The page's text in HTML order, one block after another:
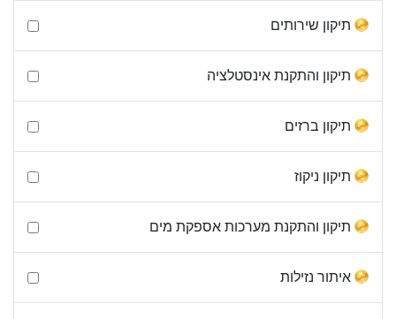
תיקון שירותים
תיקון והתקנת אינסטלציה
תיקון ברזים
תיקון ניקוז
תיקון והתקנת מערכות אספקת מים
איתור נזילות